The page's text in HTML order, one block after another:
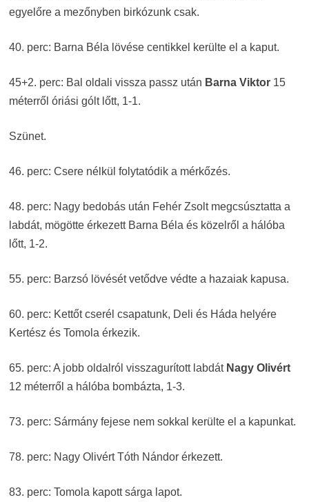
egyelőre a mezőnyben birkózunk csak.
40. perc: Barna Béla lövése centikkel kerülte el a kaput.
45+2. perc: Bal oldali vissza passz után Barna Viktor15
méterről óriási gólt lőtt, 1-1.
Szünet.
46. perc: Csere nélkül folytatódik a mérkőzés.
48. perc: Nagy bedobás után Fehér Zsolt megcsúsztatta a
labdát, mögötte érkezett Barna Béla és közelről a hálóba
lőtt, 1-2.
55. perc: Barzsó lövését vetődve védte a hazaiak kapusa.
60. perc: Kettőt cserél csapatunk, Deli és Háda helyére
Kertész és Tomola érkezik.
65. perc: A jobb oldalról visszagurított labdát Nagy Olivért
12 méterről a hálóba bombázta, 1-3.
73. perc: Sármány fejese nem sokkal kerülte el a kapunkat.
78. perc: Nagy Olivért Tóth Nándor érkezett.
83. perc: Tomola kapott sárga lapot.